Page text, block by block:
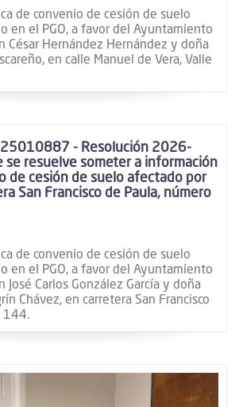
de convenio de cesión de suelo
en el PGO, a favor del Ayuntamiento
César Hernández Hernández y doña
en calle Manuel de Vera, Valle
- Resolución 2026-
se resuelve someter a información
de cesión de suelo afectado por
San Francisco de Paula, número
de convenio de cesión de suelo
en el PGO, a favor del Ayuntamiento
José Carlos González García y doña
Chávez, en carretera San Francisco
144.